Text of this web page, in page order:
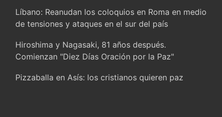
Líbano: Reanudan los coloquios en Roma en medio
de tensiones y ataques en el sur del país
Hiroshima y Nagasaki, 81 años después.
Comienzan "Diez Días Oración por la Paz"
Pizzaballa en Asís: los cristianos quieren paz